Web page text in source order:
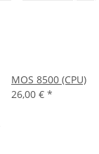
MOS 8500 (CPU)
26,00 € *